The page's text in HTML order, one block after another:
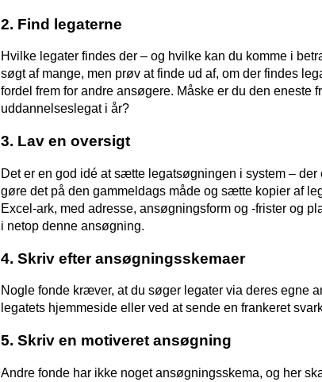
2. Find legaterne
Hvilke legater findes der – og hvilke kan du komme i
søgt af mange, men prøv at finde ud af, om der findes
fordel frem for andre ansøgere. Måske er du den eneste
uddannelseslegat i år?
3. Lav en oversigt
Det er en god idé at sætte legatsøgningen i system –
gøre det på den gammeldags måde og sætte kopier af
Excel-ark, med adresse, ansøgningsform og -frister og
i netop denne ansøgning.
4. Skriv efter ansøgningsskemaer
Nogle fonde kræver, at du søger legater via deres egne
legatets hjemmeside eller ved at sende en frankeret
5. Skriv en motiveret ansøgning
Andre fonde har ikke noget ansøgningsskema, og her